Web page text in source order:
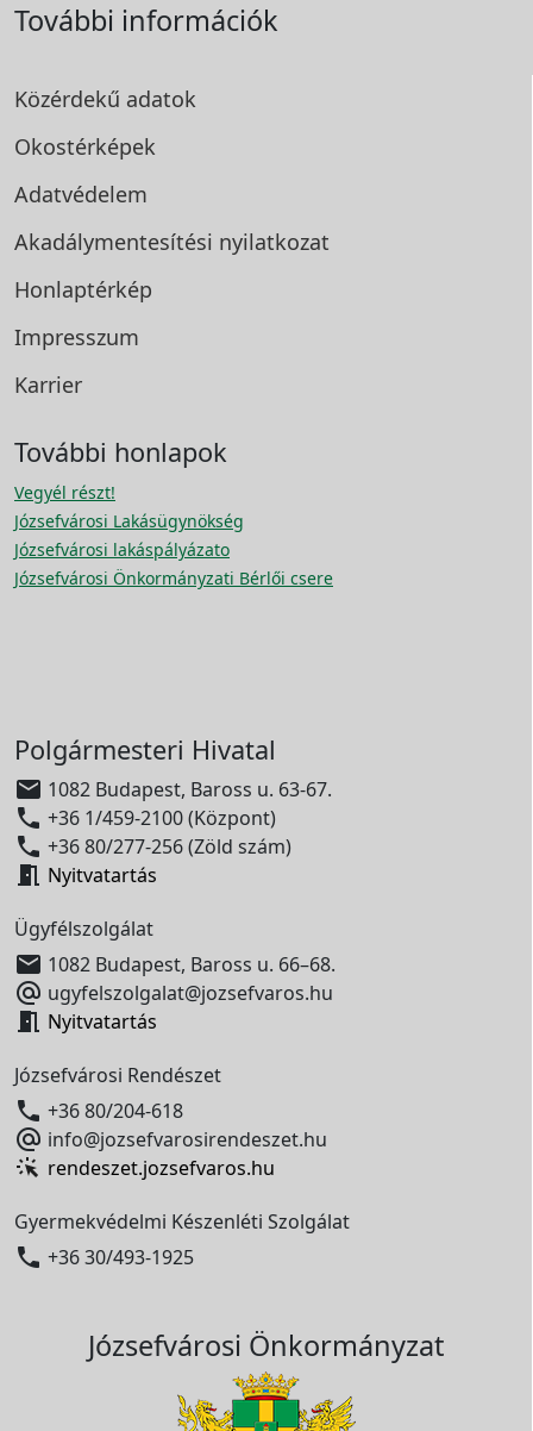
További információk
Közérdekű adatok
Okostérképek
Adatvédelem
Akadálymentesítési nyilatkozat
Honlaptérkép
Impresszum
Karrier
További honlapok
Vegyél részt!
Józsefvárosi Lakásügynökség
Józsefvárosi lakáspályázato
Józsefvárosi Önkormányzati Bérlői csere
Polgármesteri Hivatal
 1082 Budapest, Baross u. 63-67.
 +36 1/459-2100 (Központ)
 +36 80/277-256 (Zöld szám)
 Nyitvatartás
Ügyfélszolgálat
 1082 Budapest, Baross u. 66–68.
 ugyfelszolgalat@jozsefvaros.hu
 Nyitvatartás
Józsefvárosi Rendészet
 +36 80/204-618
 info@jozsefvarosirendeszet.hu
rendeszet.jozsefvaros.hu
Gyermekvédelmi Készenléti Szolgálat
 +36 30/493-1925
Józsefvárosi Önkormányzat